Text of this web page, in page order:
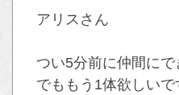
アリスさん
つい5分前に仲間に
でももう1体欲しいで